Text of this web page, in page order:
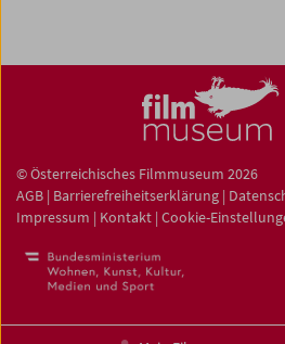
© Österreichisches Filmmuseum 2026
AGB | Barrierefreiheitserklärung |
Impressum | Kontakt | Cookie-